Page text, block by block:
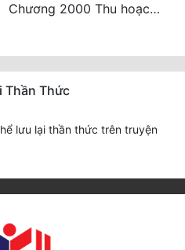
Chương 2000 Thu hoạch ngoài ý muốn
Thần Thức
lưu lại thần thức trên truyện